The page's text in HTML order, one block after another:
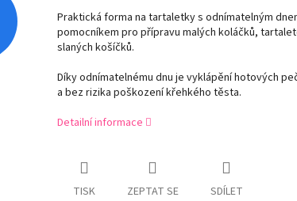
Praktická forma na tartaletky s odnímatelným
pomocníkem pro přípravu malých koláčků,
slaných košíčků.
Díky odnímatelnému dnu je vyklápění hotových
a bez rizika poškození křehkého těsta.
Detailní informace
TISK ZEPTAT SE SDÍLET